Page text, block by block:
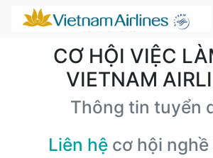
CƠ HỘI VIỆC
VIETNAM
Thông tin tuyển
Liên hệ cơ hội